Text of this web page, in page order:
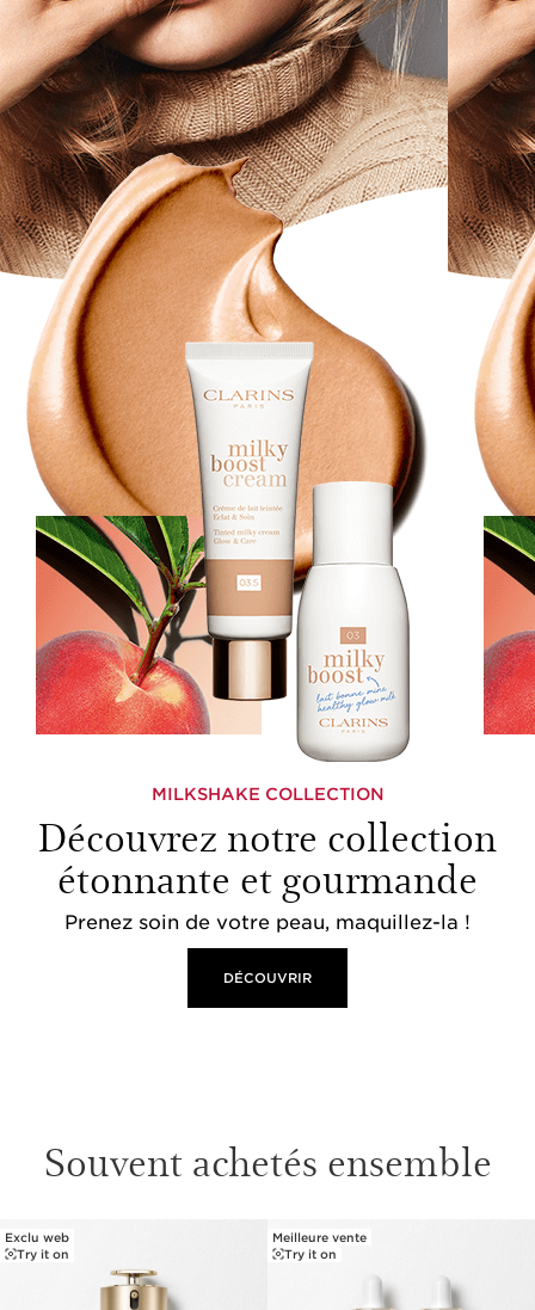
MILKSHAKE COLLECTION
Découvrez notre collection
étonnante et gourmande
Prenez soin de votre peau, maquillez-la !
DÉCOUVRIR
Souvent achetés ensemble
ALLER AU CONTENU
Exclu web
Try it on
Meilleure vente
Try it on